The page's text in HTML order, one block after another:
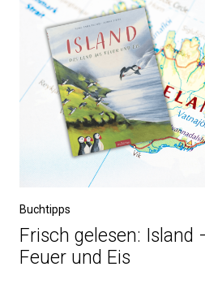
Buchtipps
Frisch gelesen: Island
Feuer und Eis